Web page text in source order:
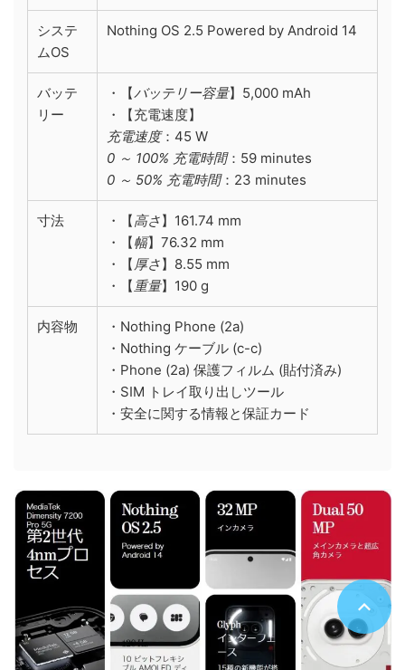
システ
ムOS
Nothing OS 2.5 Powered by Android 14
バッテ
リー
・【バッテリー容量】5,000 mAh
・【充電速度】
充電速度：45 W
0 ～ 100% 充電時間：59 minutes
0 ～ 50% 充電時間：23 minutes
寸法 ・【高さ】161.74 mm
・【幅】76.32 mm
・【厚さ】8.55 mm
・【 重量】190 g
内容物
・Nothing Phone (2a)
・Nothing ケーブル (c-c)
・Phone (2a) 保護フィルム (貼付済み)
・SIM トレイ取り出しツール
・安全に関する情報と保証カード